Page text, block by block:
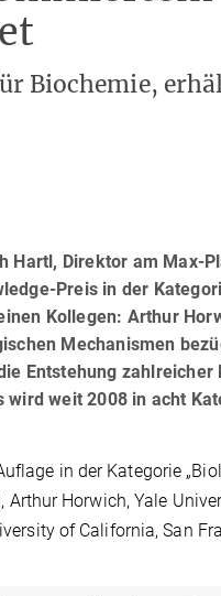
Biochemie,
Hartl, Direktor am Max-
Preis in der
Kollegen: Arthur
Mechanismen
Entstehung zahlreicher
weit 2008 in acht
in der Kategorie
Horwich, Yale
of California, San